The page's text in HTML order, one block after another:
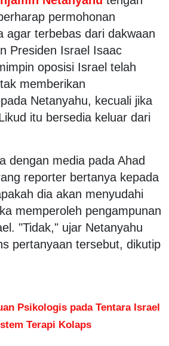
permohonan
agar terbebas dari dakwaan
Presiden Israel Isaac
oposisi Israel telah
memberikan
Netanyahu, kecuali jika
itu bersedia keluar dari
dengan media pada Ahad
reporter bertanya kepada
dia akan menyudahi
memperoleh pengampunan
"Tidak," ujar Netanyahu
pertanyaan tersebut, dikutip
Psikologis pada Tentara Israel
Terapi Kolaps